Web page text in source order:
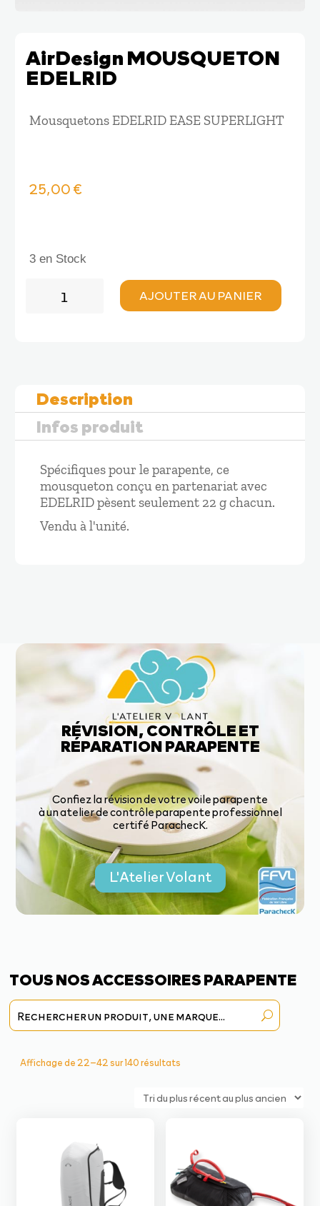
AirDesign MOUSQUETON
EDELRID
Mousquetons EDELRID EASE SUPERLIGHT
25,00€
3 en Stock
AJOUTER AU PANIER
Description
Infos produit
Spécifiques pour le parapente, ce
mousqueton conçu en partenariat avec
EDELRID pèsent seulement 22 g chacun.
Vendu à l'unité.
RÉVISION, CONTRÔLE ET
RÉPARATION PARAPENTE
Confiez la révision de votre voile parapente
à un atelier de contrôle parapente professionnel
certifé ParachecK.
L'Atelier Volant
TOUS NOS ACCESSOIRES PARAPENTE
Affichage de 22–42 sur 140 résultats
récent